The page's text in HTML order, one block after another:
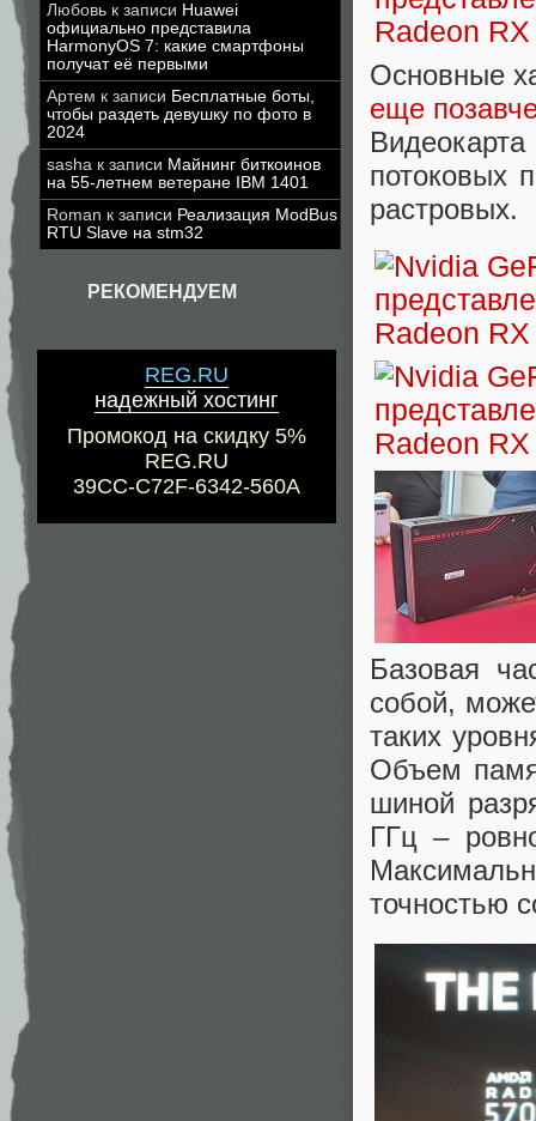
Любовь к записи Huawei
официально представила
HarmonyOS 7: какие смартфоны
получат её первыми
Артем к записи Бесплатные боты,
чтобы раздеть девушку по фото в
2024
sasha к записи Майнинг биткоинов
на 55-летнем ветеране IBM 1401
Roman к записи Реализация ModBus
RTU Slave на stm32
РЕКОМЕНДУЕМ
REG.RU
надежный хостинг
Промокод на скидку 5%
REG.RU
39CC-C72F-6342-560A
Основные
еще
потоковых
растровых.
Базовая
собой,
таких
Объем
шиной
ГГц –
точностью